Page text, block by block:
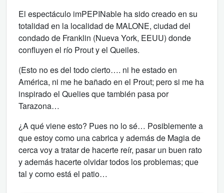
El espectáculo imPEPINable ha sido creado en su
totalidad en la localidad de MALONE, ciudad del
condado de Franklin (Nueva York, EEUU) donde
confluyen el río Prout y el Queiles.
(Esto no es del todo cierto…. ni he estado en
América, ni me he bañado en el Prout; pero si me ha
inspirado el Quelies que también pasa por
Tarazona…
¿A qué viene esto? Pues no lo sé… Posiblemente a
que estoy como una cabrica y además de Magia de
cerca voy a tratar de hacerte reír, pasar un buen rato
y además hacerte olvidar todos los problemas; que
tal y como está el patio…